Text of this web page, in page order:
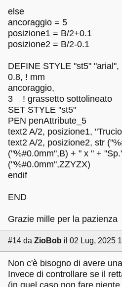
else
ancoraggio = 5
posizione1 = B/2+0.1
posizione2 = B/2-0.1
DEFINE STYLE "st5" "arial",
0.8, ! mm
ancoraggio,
3 ! grassetto sottolineato
SET STYLE "st5"
PEN penAttribute_5
text2 A/2, posizione1,
text2 A/2, posizione2, str
("%#0.0mm",B) + " x " +
("%#0.0mm",ZZYZX)
endif
END
Grazie mille per la pazienza
#14 da ZioBob il 02 Lug, 2025
Non c'è bisogno di avere
Invece di controllare se il
(in quel caso non fare